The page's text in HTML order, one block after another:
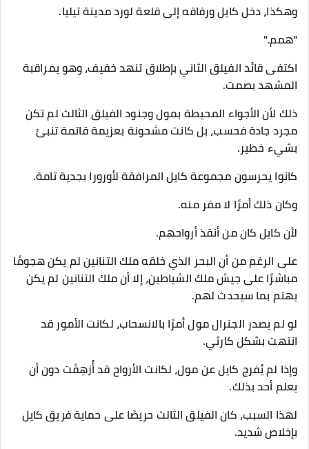
وهكذا، دخل كايل ورفاقه إلى قلعة لورد مدينة تيليا.
"همم."
اكتفى قائد الفيلق الثاني بإطلاق تنهد خفيف، وهو يمراقبة
المشهد بصمت.
ذلك لأن الأجواء المحيطة بمول وجنود الفيلق الثالث لم تكن
مجرد جادة فحسب، بل كانت مشحونة بعزيمة قاتمة تنبئ
بشيء خطير.
كانوا يحرسون مجموعة كايل المرافقة لأورورا بجدية تامة.
وكان ذلك أمرًا لا مفر منه.
لأن كايل كان من أنقذ أرواحهم.
على الرغم من أن البحر الذي خلقه ملك التنانين لم يكن هجومًا
مباشرًا على جيش ملك الشياطين، إلا أن ملك التنانين لم يكن
يهتم بما سيحدث لهم.
لو لم يصدر الجنرال مول أمرًا بالانسحاب، لكانت الأمور قد
انتهت بشكل كارثي.
وإذا لم يُفرج كايل عن مول، لكانت الأرواح قد أُزهِقَت دون أن
يعلم أحد بذلك.
لهذا السبب، كان الفيلق الثالث حريصًا على حماية فريق كايل
بإخلاص شديد.